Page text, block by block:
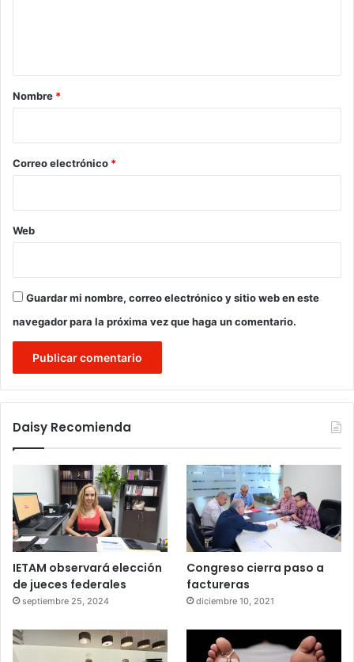
r
*
Nombre *
Correo electrónico *
Web
Guardar mi nombre, correo electrónico y sitio web en este
navegador para la próxima vez que haga un comentario.
Daisy Recomienda
IETAM observará elección
de jueces federales
septiembre 25, 2024
Congreso cierra paso a
factureras
diciembre 10, 2021